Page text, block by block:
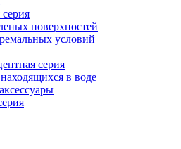
поверхностей
условий
серия
в воде